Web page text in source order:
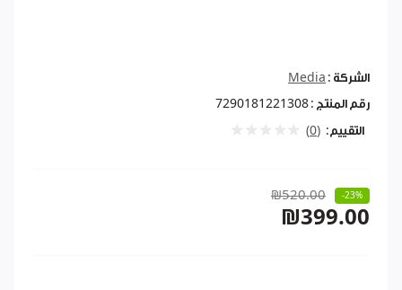
الشركة : Media
رقم المنتج : 7290181221308
التقييم: (0)
₪520.00 -23%
₪399.00